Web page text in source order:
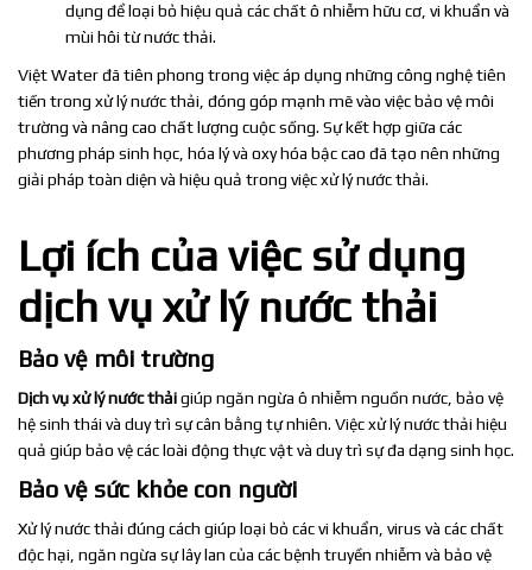
dụng để loại bỏ hiệu quả các chất ô nhiễm hữu cơ, vi khuẩn và
mùi hôi từ nước thải.
Việt Water đã tiên phong trong việc áp dụng những công nghệ tiên
tiến trong xử lý nước thải, đóng góp mạnh mẽ vào việc bảo vệ môi
trường và nâng cao chất lượng cuộc sống. Sự kết hợp giữa các
phương pháp sinh học, hóa lý và oxy hóa bậc cao đã tạo nên những
giải pháp toàn diện và hiệu quả trong việc xử lý nước thải.
Lợi ích của việc sử dụng
dịch vụ xử lý nước thải
Bảo vệ môi trường
Dịch vụ xử lý nước thảigiúp ngăn ngừa ô nhiễm nguồn nước, bảo vệ
hệ sinh thái và duy trì sự cân bằng tự nhiên. Việc xử lý nước thải hiệu
quả giúp bảo vệ các loài động thực vật và duy trì sự đa dạng sinh học.
Bảo vệ sức khỏe con người
Xử lý nước thải đúng cách giúp loại bỏ các vi khuẩn, virus và các chất
độc hại, ngăn ngừa sự lây lan của các bệnh truyền nhiễm và bảo vệ